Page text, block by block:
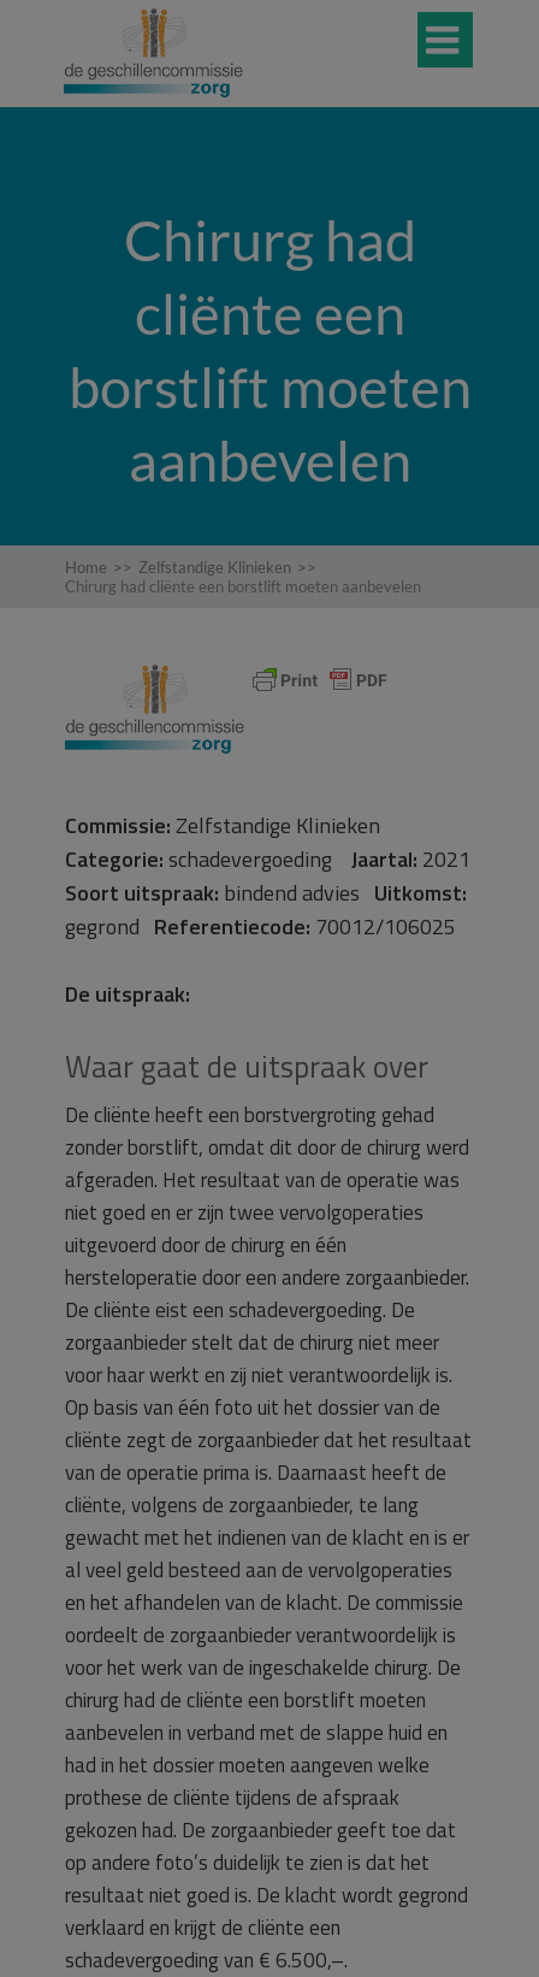

Chirurg had
cliënte een
borstlift moeten
aanbevelen
Home >> Zelfstandige Klinieken >>
Chirurg had cliënte een borstlift moeten aanbevelen
Commissie:Zelfstandige Klinieken
Categorie:schadevergoeding Jaartal: 2021
Soort uitspraak: bindend advies Uitkomst:
gegrond Referentiecode: 70012/106025
De uitspraak:
Waar gaat de uitspraak over
De cliënte heeft een borstvergroting gehad
zonder borstlift, omdat dit door de chirurg werd
afgeraden. Het resultaat van de operatie was
niet goed en er zijn twee vervolgoperaties
uitgevoerd door de chirurg en één
hersteloperatie door een andere zorgaanbieder.
De cliënte eist een schadevergoeding. De
zorgaanbieder stelt dat de chirurg niet meer
voor haar werkt en zij niet verantwoordelijk is.
Op basis van één foto uit het dossier van de
cliënte zegt de zorgaanbieder dat het resultaat
van de operatie prima is. Daarnaast heeft de
cliënte, volgens de zorgaanbieder, te lang
gewacht met het indienen van de klacht en is er
al veel geld besteed aan de vervolgoperaties
en het afhandelen van de klacht. De commissie
oordeelt de zorgaanbieder verantwoordelijk is
voor het werk van de ingeschakelde chirurg. De
chirurg had de cliënte een borstlift moeten
aanbevelen in verband met de slappe huid en
had in het dossier moeten aangeven welke
prothese de cliënte tijdens de afspraak
gekozen had. De zorgaanbieder geeft toe dat
op andere foto’s duidelijk te zien is dat het
resultaat niet goed is. De klacht wordt gegrond
verklaard en krijgt de cliënte een
schadevergoeding van € 6.500,–.